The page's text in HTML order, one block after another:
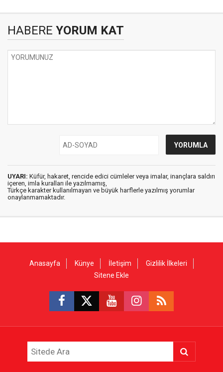
HABERE YORUM KAT
UYARI: Küfür, hakaret, rencide edici cümleler veya imalar, inançlara saldırı
içeren, imla kuralları ile yazılmamış,
Türkçe karakter kullanılmayan ve büyük harflerle yazılmış yorumlar
onaylanmamaktadır.
Anasayfa Künye İletişim
Gizlilik İlkeleri
Sitene Ekle